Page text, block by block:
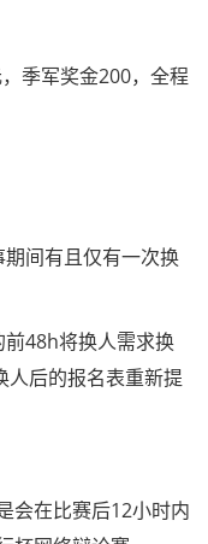
季军奖金200，全程
间有且仅有一次换
48h将换人需求换
人后的报名表重新提
在比赛后12小时内